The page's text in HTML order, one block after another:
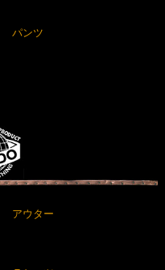
パンツ
アウター